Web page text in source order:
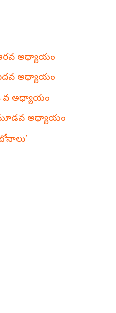
అధ్యాయం
అధ్యాయం
వ అధ్యాయం
అధ్యాయం